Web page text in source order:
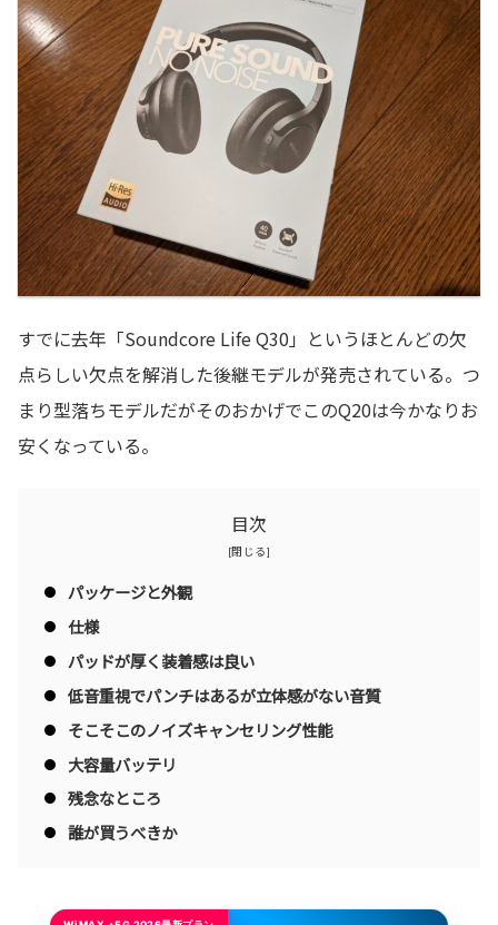
すでに去年「Soundcore Life Q30」というほとんどの欠
点らしい欠点を解消した後継モデルが発売されている。つ
まり型落ちモデルだがそのおかげでこのQ20は今かなりお
安くなっている。
目次
パッケージと外観
仕様
パッドが厚く装着感は良い
低音重視でパンチはあるが立体感がない音質
そこそこのノイズキャンセリング性能
大容量バッテリ
残念なところ
誰が買うべきか